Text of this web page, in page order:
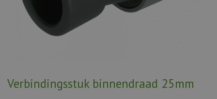
Verbindingsstuk binnendraad 25mm